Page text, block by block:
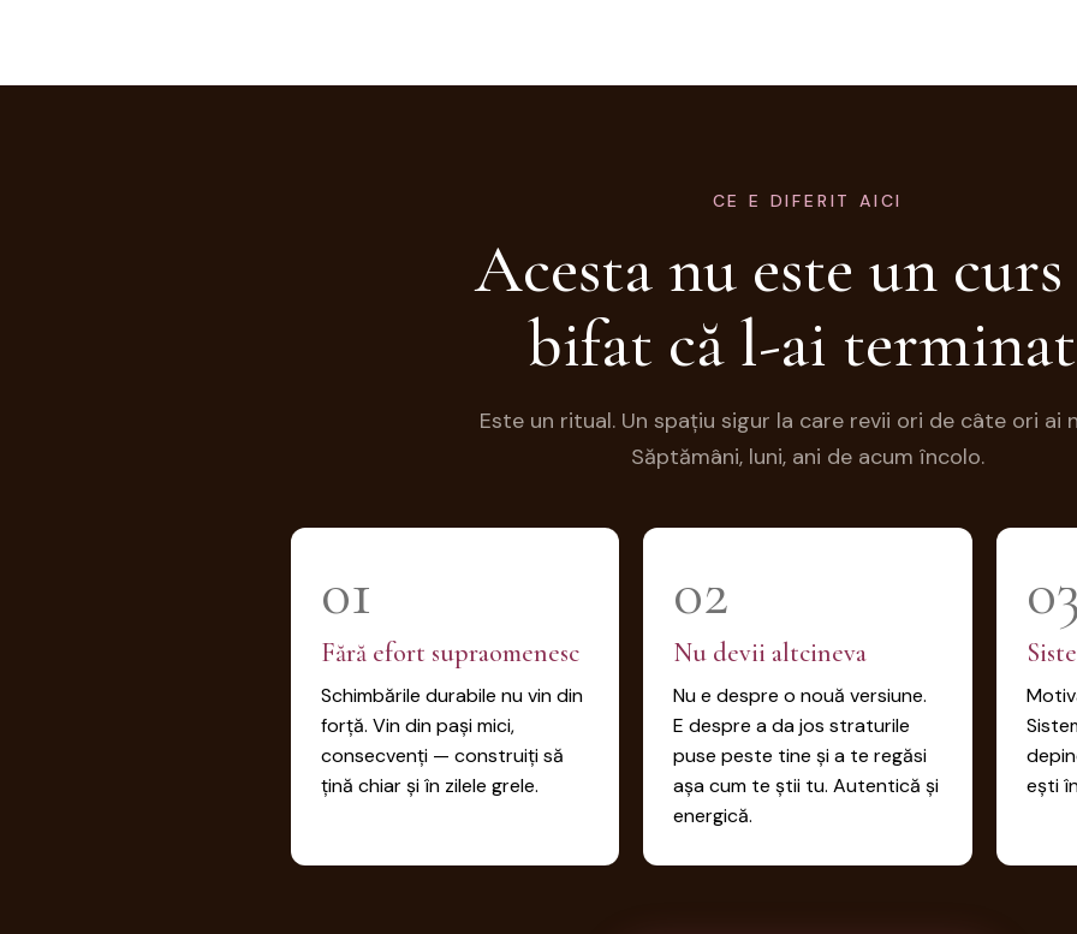
CE E DIFERIT AICI
Acesta nu este un curs
bifat că l-ai
Este un ritual. Un spațiu sigur la care revii ori de câte ori ai
Săptămâni, luni, ani de acum încolo.
01
Fără efort supraomenesc
Schimbările durabile nu vin din
forță. Vin din pași mici,
consecvenți — construiți să
țină chiar și în zilele grele.
02
Nu devii altcineva
Nu e despre o nouă versiune.
E despre a da jos straturile
puse peste tine și a te regăsi
așa cum te știi tu. Autentică și
energică.
03
ești